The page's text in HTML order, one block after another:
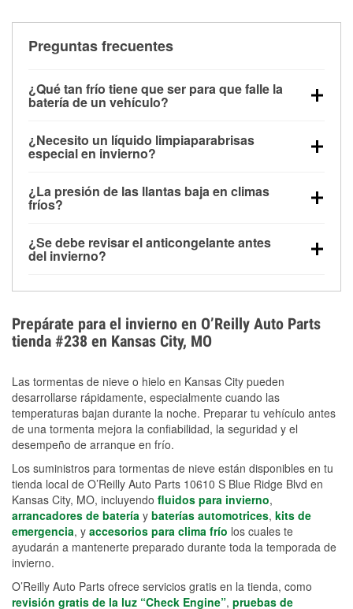
Preguntas frecuentes
¿Qué tan frío tiene que ser para que falle la
batería de un vehículo?
debajo de los 32 °F y puede perder hasta la mitad de
su potencia de arranque cerca de los 0 °F, lo que
arranque.
¿Necesito un líquido limpiaparabrisas
especial en invierno?
la congelación y ayuda a disolver la sal y la nieve
derretida en la carretera para mejorar la visibilidad.
¿La presión de las llantas baja en climas
fríos?
alrededor de 1 PSI por cada 10 °F que baja la
temperatura. Puedes obtener más información sobre
¿Se debe revisar el anticongelante antes
del invierno?
el sobrecalentamiento en condiciones de frío
extremo. Aprende cómo comprobar la protección
anticongelante en nuestra sección How-To.
Prepárate para el invierno en O’Reilly Auto Parts
tienda #238 en Kansas City, MO
Las tormentas de nieve o hielo en Kansas City pueden
desarrollarse rápidamente, especialmente cuando las
temperaturas bajan durante la noche. Preparar tu vehículo antes
de una tormenta mejora la confiabilidad, la seguridad y el
desempeño de arranque en frío.
Los suministros para tormentas de nieve están disponibles en tu
tienda local de O’Reilly Auto Parts 10610 S Blue Ridge Blvd en
Kansas City, MO, incluyendo fluidos para invierno,
arrancadores de batería y baterías automotrices, kits de
emergencia, y accesorios para clima frío los cuales te
ayudarán a mantenerte preparado durante toda la temporada de
invierno.
O’Reilly Auto Parts ofrece servicios gratis en la tienda, como
revisión gratis de la luz “Check Engine”, pruebas de